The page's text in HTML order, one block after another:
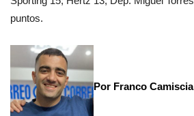
puntos.
Por Franco Camiscia